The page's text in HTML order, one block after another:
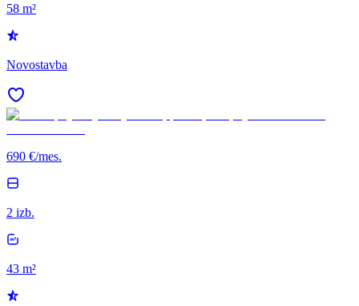
58 m²
Novostavba
690 €/mes.
2 izb.
43 m²